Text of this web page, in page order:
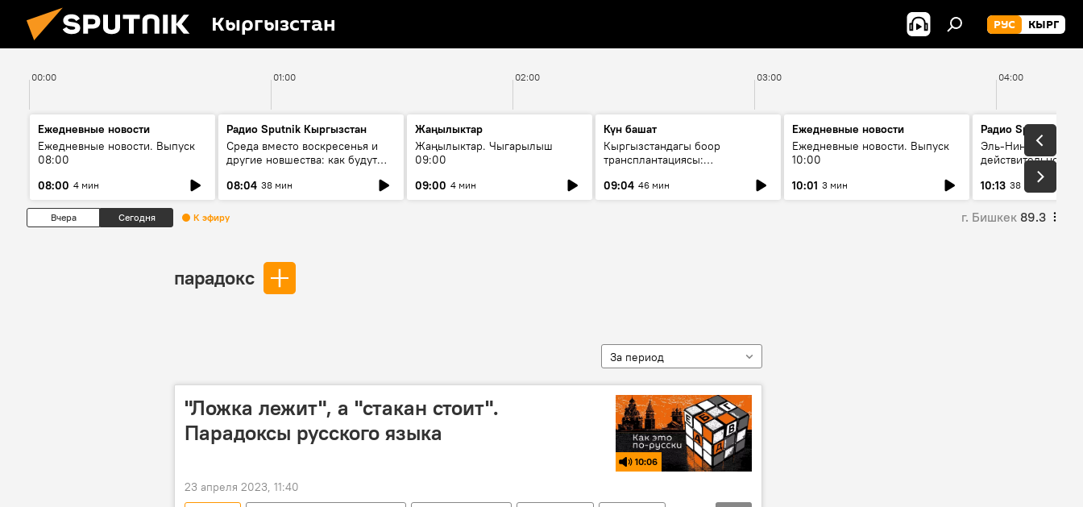
Кыргызстан РУС КЫРГ
00:00 01:00 02:00 03:00 04:00
Ежедневные новости
Ежедневные новости. Выпуск
08:00
08:00 4 мин
Радио Sputnik Кыргызстан
Среда вместо воскресенья и
другие новшества: как будут
08:04 38 мин
Жаңылыктар
Жаңылыктар. Чыгарылыш
09:00
09:00 4 мин
Күн башат
Кыргызстандагы боор
трансплантациясы:
келечеги
09:04 46 мин
Ежедневные новости
Ежедневные новости. Выпуск
10:00
10:01 3 мин
Радио Sputnik
Эль-Ниньо, жара и
действительно
погоду в
10:13 38 мин
Вчера Сегодня К эфиру г. Бишкек 89.3
парадокс
За период
"Ложка лежит", а "стакан стоит".
Парадоксы русского языка
10:06
23 апреля 2023, 11:40